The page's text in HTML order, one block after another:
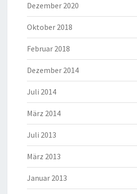
Dezember 2020
Oktober 2018
Februar 2018
Dezember 2014
Juli 2014
März 2014
Juli 2013
März 2013
Januar 2013